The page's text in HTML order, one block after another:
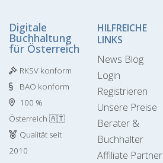
Digitale
Buchhaltung
für Österreich
RKSV konform
BAO konform
100 %
Österreich 🇦🇹
Qualität seit
2010
HILFREICHE
LINKS
News Blog
Login
Registrieren
Unsere Preise
Berater &
Buchhalter
Affiliate Partner